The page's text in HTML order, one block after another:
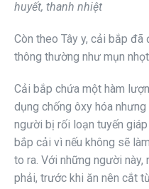
huyết, thanh nhiệt
Còn theo Tây y, cải bắp
thông thường như mụn
Cải bắp chứa một hàm
dụng chống ôxy hóa
người bị rối loạn tuyến
bắp cải vì nếu không sẽ
to ra. Với những người
phải, trước khi ăn nên cắt